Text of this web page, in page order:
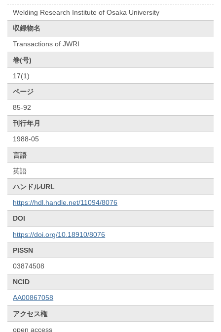
Welding Research Institute of Osaka University
収録物名
Transactions of JWRI
巻(号)
17(1)
ページ
85-92
刊行年月
1988-05
言語
英語
ハンドルURL
https://hdl.handle.net/11094/8076
DOI
https://doi.org/10.18910/8076
PISSN
03874508
NCID
AA00867058
アクセス権
open access